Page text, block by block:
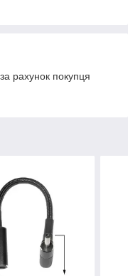
рахунок покупця